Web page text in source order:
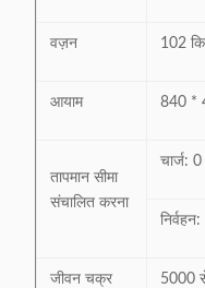
वज़न 102
आयाम 840 *
तापमान सीमा
संचालित करना
चार्ज:
जीवन चक्र 5000